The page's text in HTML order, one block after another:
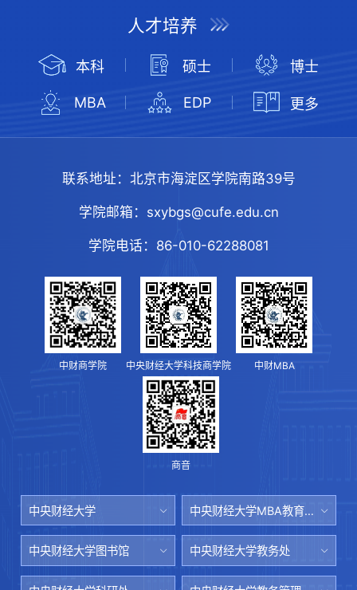
人才培养
本科 硕士 博士
MBA EDP 更多
联系地址： 北京市海淀区学院南路39号
学院邮箱： sxybgs@cufe.edu.cn
学院电话： 86-010-62288081
中财商学院 中央财经大学科技商学院 中财MBA
商音
中央财经大学 中央财经大学MBA教育中心
中央财经大学图书馆 中央财经大学教务处